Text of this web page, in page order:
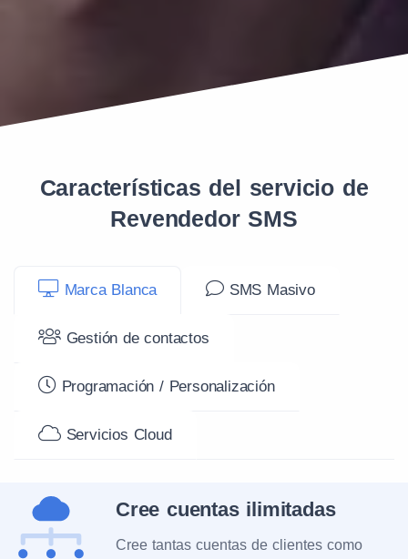
Características del servicio de
Revendedor SMS
Marca Blanca SMS Masivo
Gestión de contactos
Programación / Personalización
Servicios Cloud
Cree cuentas ilimitadas
Cree tantas cuentas de clientes como